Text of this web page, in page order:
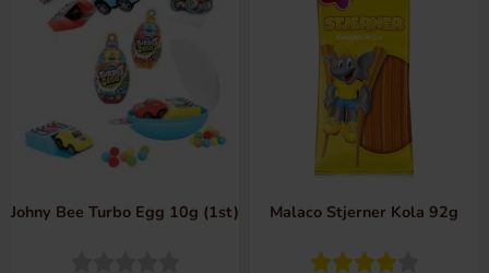
Johny Bee Turbo Egg 10g (1st) Malaco Stjerner Kola 92g